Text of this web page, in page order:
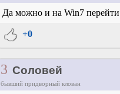
Да можно и на Win7
+0
3 Соловей
бывший придворный клован